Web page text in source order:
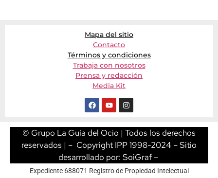
Mapa del sitio
Contacto
Términos y condiciones
Trabaja con nosotros
Prensa y redacción
Media Kit
© Grupo La Guía del Ocio | Todos los derechos
reservados | – Copyright IPP 1998-2024 – Sitio
desarrollado por: SoiGraf–
Expediente 688071 Registro de Propiedad Intelectual